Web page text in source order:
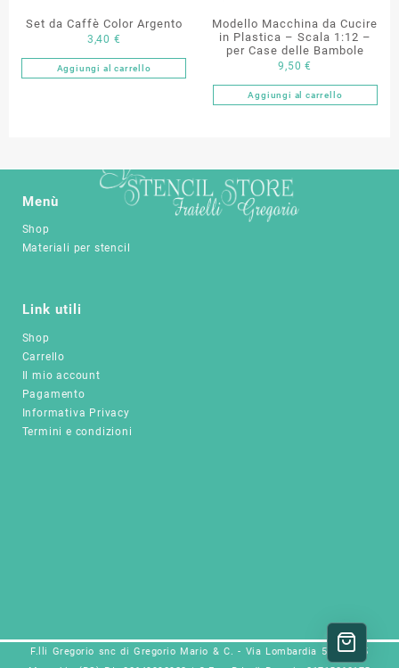
Set da Caffè Color Argento
3,40 €
Aggiungi al carrello
Modello Macchina da Cucire
in Plastica – Scala 1:12 –
per Case delle Bambole
9,50€
Aggiungi al carrello
Menù
Shop
Materiali per stencil
Link utili
Shop
Carrello
Il mio account
Pagamento
Informativa Privacy
Termini e condizioni
F.lli Gregorio snc di Gregorio Mario & C. - Via Lombardia 5a, 25025